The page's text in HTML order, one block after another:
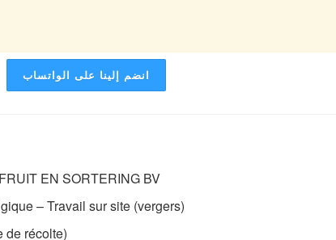
انضم إلينا على الواتساب
EN SORTERING BV
– Travail sur site (vergers)
de récolte)